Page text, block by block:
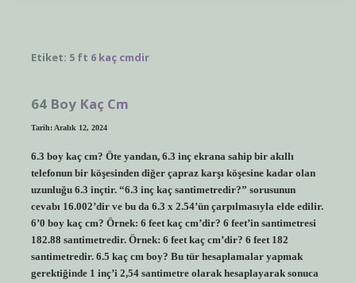
Etiket: 5 ft 6 kaç cmdir
64 Boy Kaç Cm
Tarih: Aralık 12, 2024
6.3 boy kaç cm? Öte yandan, 6.3 inç ekrana sahip bir akıllı
telefonun bir köşesinden diğer çapraz karşı köşesine kadar olan
uzunluğu 6.3 inçtir. “6.3 inç kaç santimetredir?” sorusunun
cevabı 16.002’dir ve bu da 6.3 x 2.54’ün çarpılmasıyla elde edilir.
6’0 boy kaç cm? Örnek: 6 feet kaç cm’dir? 6 feet’in santimetresi
182.88 santimetredir. Örnek: 6 feet kaç cm’dir? 6 feet 182
santimetredir. 6.5 kaç cm boy? Bu tür hesaplamalar yapmak
gerektiğinde 1 inç’i 2,54 santimetre olarak hesaplayarak sonuca